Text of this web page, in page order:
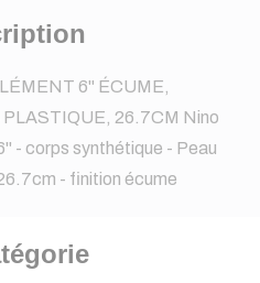
6" ÉCUME,
26.7CM Nino
- corps synthétique - Peau
- finition écume